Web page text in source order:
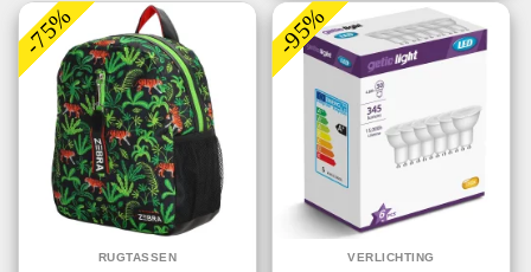
-75%
RUGTASSEN
-95%
VERLICHTING